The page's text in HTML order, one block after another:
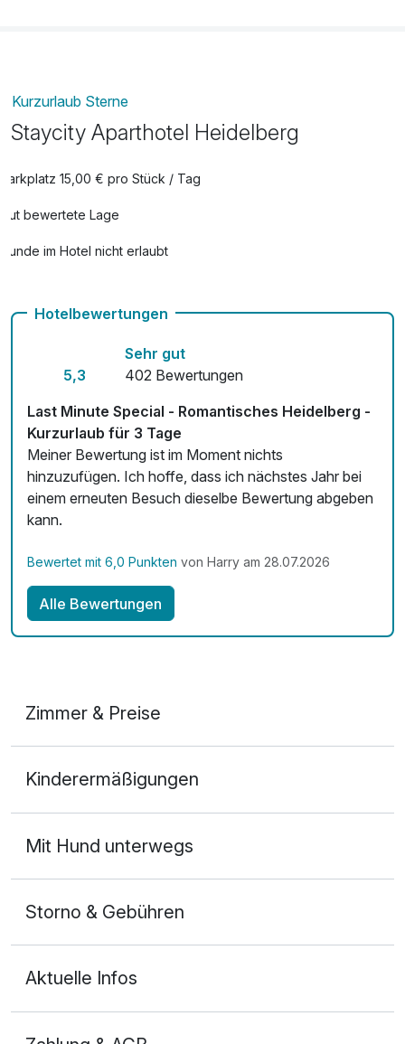
Kurzurlaub Sterne
Staycity Aparthotel Heidelberg
Parkplatz 15,00 € pro Stück / Tag
Gut bewertete Lage
Hunde im Hotel nicht erlaubt
Mit Hotelbar
Hotelbewertungen
5,3
Sehr gut
402 Bewertungen
Last Minute Special - Romantisches Heidelberg -
Kurzurlaub für 3 Tage
Meiner Bewertung ist im Moment nichts
hinzuzufügen. Ich hoffe, dass ich nächstes Jahr bei
einem erneuten Besuch dieselbe Bewertung abgeben
kann.
Bewertet mit 6,0 Punkten von Harry am 28.07.2026
Alle Bewertungen
Zimmer & Preise
2 Erwachsene
Für 2 Tage 60,00 €
Kinderermäßigungen
Mit Hund unterwegs
Storno & Gebühren
Aktuelle Infos